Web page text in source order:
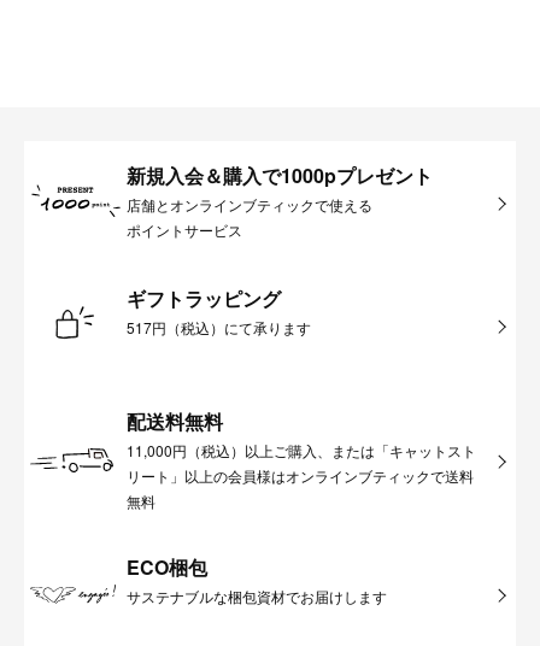
新規入会＆購入で1000pプレゼント
店舗とオンラインブティックで使える
ポイントサービス
ギフトラッピング
517円（税込）にて承ります
配送料無料
11,000円（税込）以上ご購入、または「キャットスト
リート」以上の会員様はオンラインブティックで送料
無料
ECO梱包
サステナブルな梱包資材でお届けします